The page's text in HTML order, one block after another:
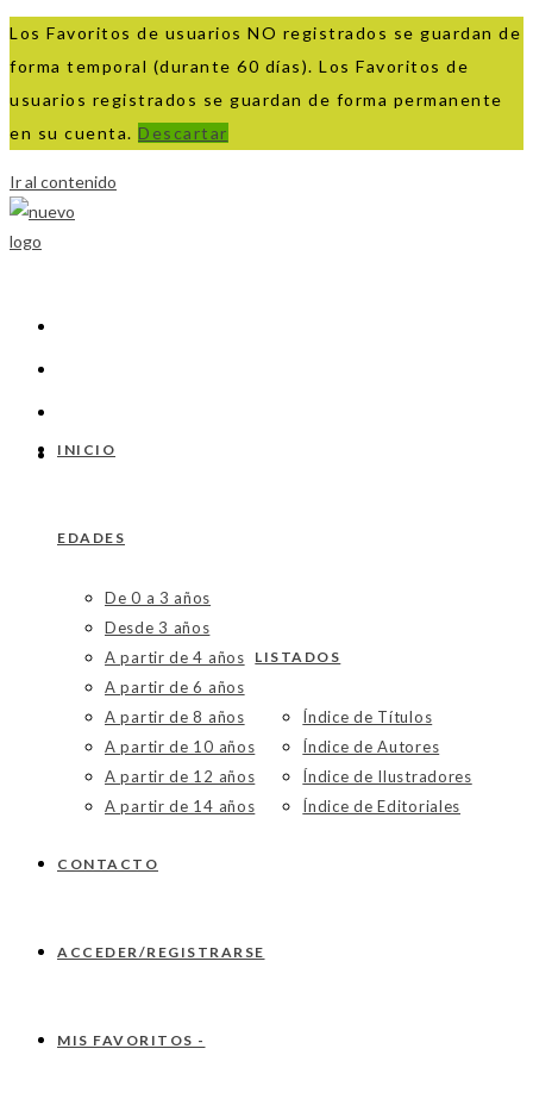
Los Favoritos de usuarios NO registrados se guardan de
forma temporal (durante 60 días). Los Favoritos de
usuarios registrados se guardan de forma permanente
en su cuenta. Descartar
Ir al contenido
INICIO
EDADES
De 0 a 3 años
Desde 3 años
A partir de 4 años
A partir de 6 años
A partir de 8 años
A partir de 10 años
A partir de 12 años
A partir de 14 años
LISTADOS
Índice de Títulos
Índice de Autores
Índice de Ilustradores
Índice de Editoriales
CONTACTO
ACCEDER/REGISTRARSE
MIS FAVORITOS -